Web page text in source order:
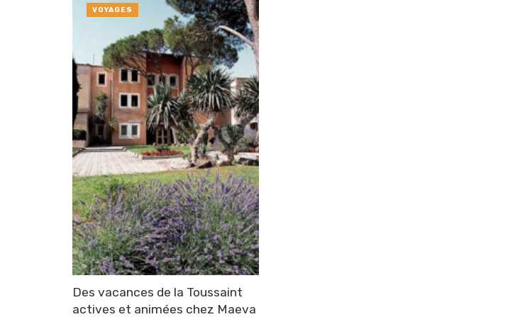
Des vacances de la Toussaint
actives et animées chez Maeva
VOYAGES